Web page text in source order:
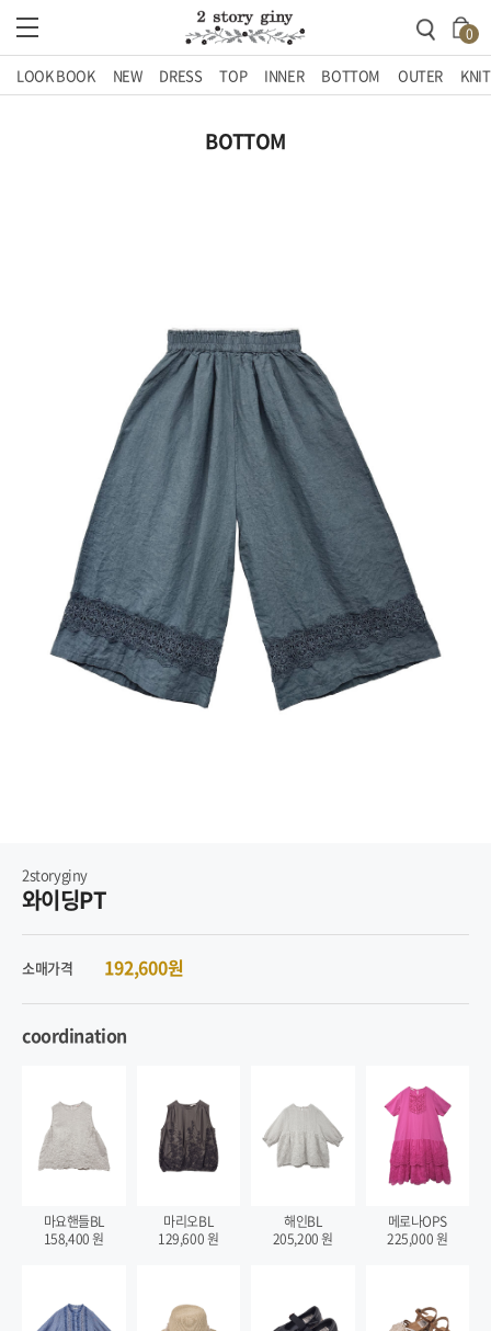
0
LOOK BOOK NEW DRESS TOP INNER BOTTOM OUTER KNIT
BOTTOM
2storyginy
와이딩PT
소매가격 192,600원
coordination
마요핸들BL
158,400원
마리오BL
129,600원
해인BL
205,200원
메로나OPS
225,000원